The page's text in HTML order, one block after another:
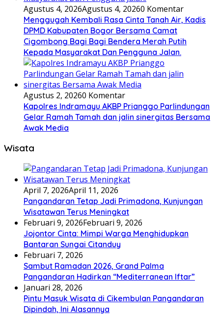
Agustus 4, 2026Agustus 4, 20260 Komentar
Menggugah Kembali Rasa Cinta Tanah Air, Kadis
DPMD Kabupaten Bogor Bersama Camat
Cigombong Bagi Bagi Bendera Merah Putih
Kepada Masyarakat Dan Pengguna Jalan.
Agustus 2, 20260 Komentar
Kapolres Indramayu AKBP Prianggo Parlindungan
Gelar Ramah Tamah dan jalin sinergitas Bersama
Awak Media
Wisata
April 7, 2026April 11, 2026
Pangandaran Tetap Jadi Primadona, Kunjungan
Wisatawan Terus Meningkat
Februari 9, 2026Februari 9, 2026
Jojontor Cinta: Mimpi Warga Menghidupkan
Bantaran Sungai Citanduy
Februari 7, 2026
Sambut Ramadan 2026, Grand Palma
Pangandaran Hadirkan “Mediterranean Iftar”
Januari 28, 2026
Pintu Masuk Wisata di Cikembulan Pangandaran
Dipindah, Ini Alasannya